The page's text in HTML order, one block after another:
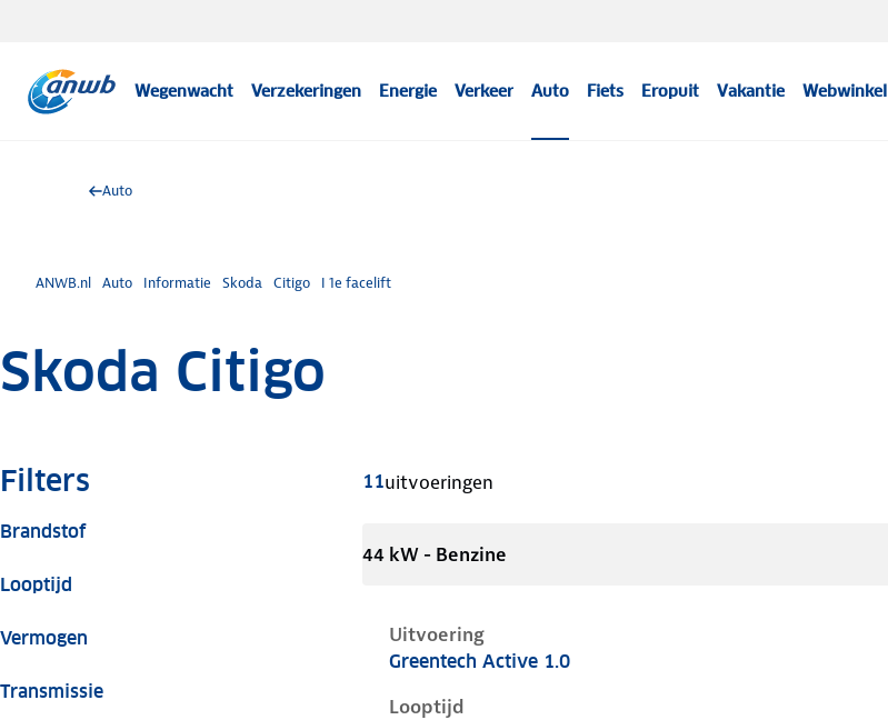
Wegenwacht Verzekeringen Energie Verkeer Auto Fiets Eropuit Vakantie Webwinkel
Auto
ANWB.nl Auto Informatie Skoda Citigo I 1e facelift
Skoda Citigo
Filters
Brandstof
Looptijd
Vermogen
Transmissie
11uitvoeringen
44 kW - Benzine
Uitvoering
Skoda Citigo i-1e-facelift, 1.0, 44 kW, Benzine, 5 deuren
Greentech Active 1.0
Looptijd